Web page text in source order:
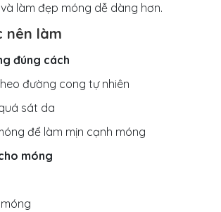
làm đẹp móng dễ dàng hơn.
nên làm
đúng cách
đường cong tự nhiên
sát da
để làm mịn cạnh móng
móng